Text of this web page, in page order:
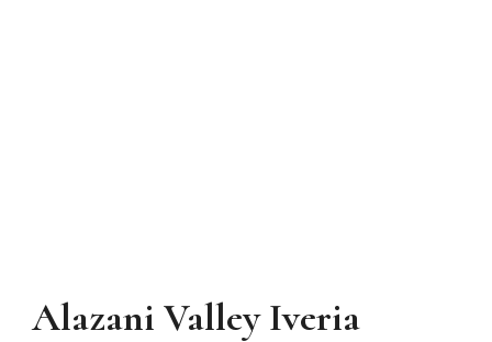
Alazani Valley Iveria